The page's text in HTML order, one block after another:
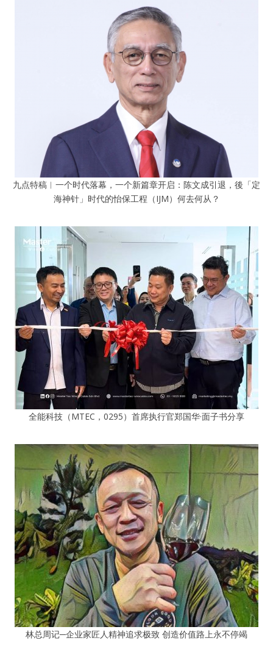
九点特稿︱一个时代落幕，一个新篇章开启：陈文成引退，後「定
海神针」时代的怡保工程（IJM）何去何从？
全能科技（MTEC，0295）首席执行官郑国华·面子书分享
林总周记─企业家匠人精神追求极致 创造价值路上永不停竭